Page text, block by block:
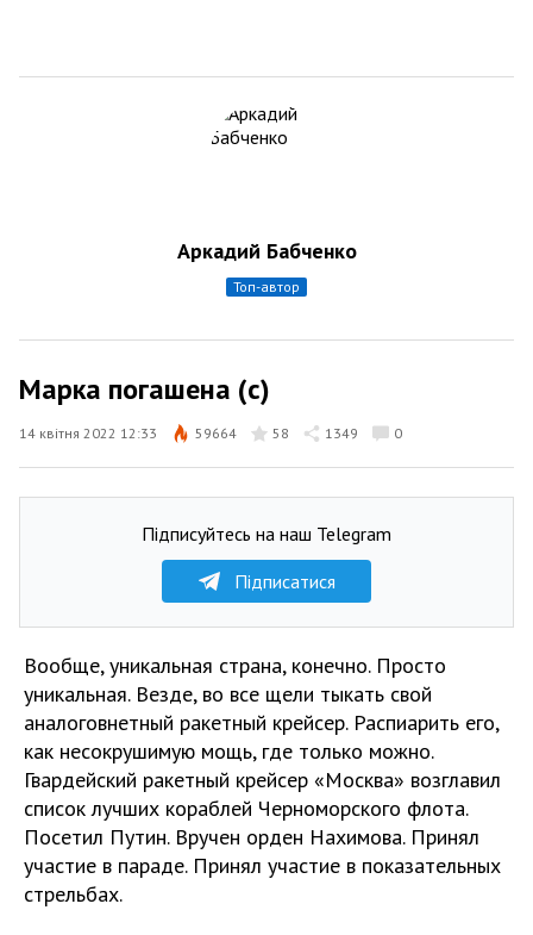
Аркадий Бабченко
топ-автор
Марка погашена (с)
14 квітня 2022 12:33 59664 58 1349 0
Підписуйтесь на наш Telegram
Підписатися
Вообще, уникальная страна, конечно. Просто
уникальная. Везде, во все щели тыкать свой
аналоговнетный ракетный крейсер. Распиарить его,
как несокрушимую мощь, где только можно.
Гвардейский ракетный крейсер «Москва» возглавил
список лучших кораблей Черноморского флота.
Посетил Путин. Вручен орден Нахимова. Принял
участие в параде. Принял участие в показательных
стрельбах.